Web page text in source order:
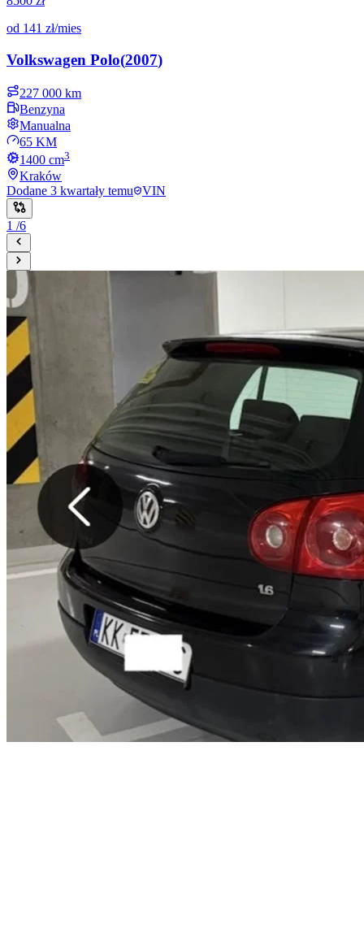
od 141 zł/mies
Volkswagen Polo(2007)
227 000 km
Benzyna
Manualna
65 KM
1400 cm3
Kraków
Dodane 3 kwartały temu VIN
1 /6